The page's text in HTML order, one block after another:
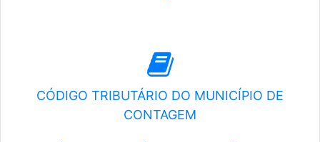
CÓDIGO TRIBUTÁRIO DO MUNICÍPIO DE
CONTAGEM